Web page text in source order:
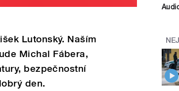
Lutonský. Naším
Michal Fábera,
bezpečnostní
den.